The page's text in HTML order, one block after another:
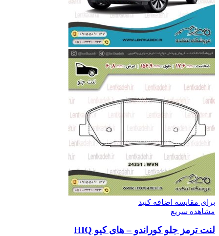
برای مقایسه اضافه کنید
مشاهده سریع
لنت ترمز جلو کوراندو – های کیو HIQ